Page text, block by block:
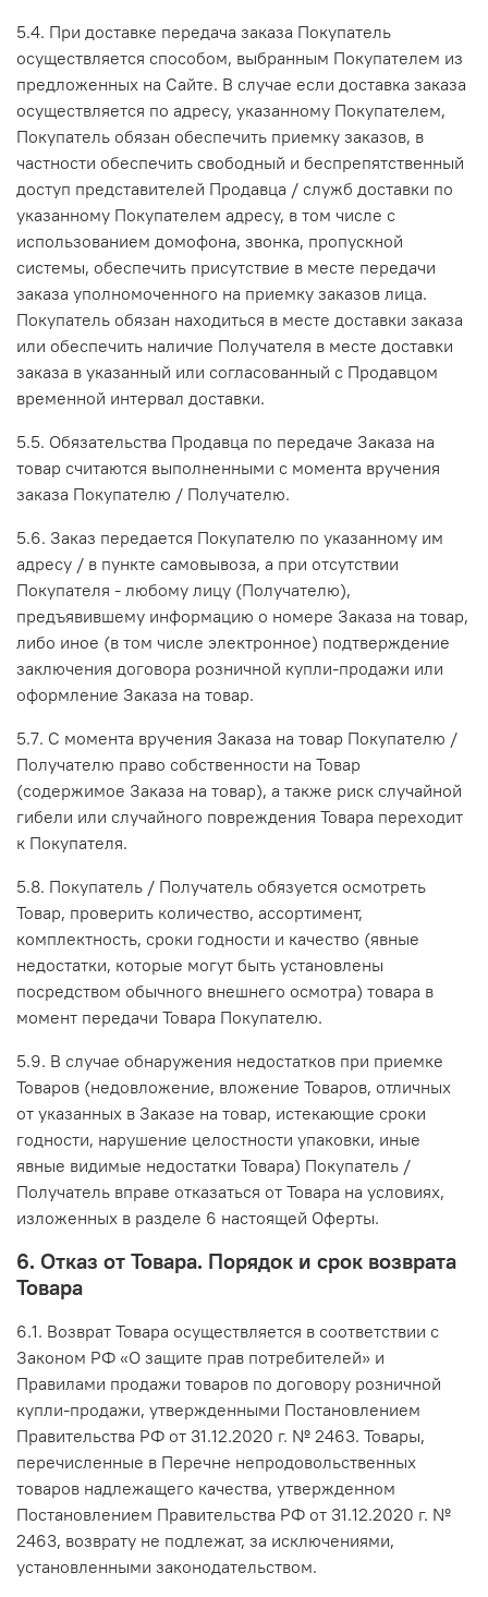
5.4. При доставке передача заказа Покупатель
осуществляется способом, выбранным Покупателем из
предложенных на Сайте. В случае если доставка заказа
осуществляется по адресу, указанному Покупателем,
Покупатель обязан обеспечить приемку заказов, в
частности обеспечить свободный и беспрепятственный
доступ представителей Продавца / служб доставки по
указанному Покупателем адресу, в том числе с
использованием домофона, звонка, пропускной
системы, обеспечить присутствие в месте передачи
заказа уполномоченного на приемку заказов лица.
Покупатель обязан находиться в месте доставки заказа
или обеспечить наличие Получателя в месте доставки
заказа в указанный или согласованный с Продавцом
временной интервал доставки.
5.5. Обязательства Продавца по передаче Заказа на
товар считаются выполненными с момента вручения
заказа Покупателю / Получателю.
5.6. Заказ передается Покупателю по указанному им
адресу / в пункте самовывоза, а при отсутствии
Покупателя - любому лицу (Получателю),
предъявившему информацию о номере Заказа на товар,
либо иное (в том числе электронное) подтверждение
заключения договора розничной купли-продажи или
оформление Заказа на товар.
5.7. С момента вручения Заказа на товар Покупателю /
Получателю право собственности на Товар
(содержимое Заказа на товар), а также риск случайной
гибели или случайного повреждения Товара переходит
к Покупателя.
5.8. Покупатель / Получатель обязуется осмотреть
Товар, проверить количество, ассортимент,
комплектность, сроки годности и качество (явные
недостатки, которые могут быть установлены
посредством обычного внешнего осмотра) товара в
момент передачи Товара Покупателю.
5.9. В случае обнаружения недостатков при приемке
Товаров (недовложение, вложение Товаров, отличных
от указанных в Заказе на товар, истекающие сроки
годности, нарушение целостности упаковки, иные
явные видимые недостатки Товара) Покупатель /
Получатель вправе отказаться от Товара на условиях,
изложенных в разделе 6 настоящей Оферты.
6. Отказ от Товара. Порядок и срок возврата
Товара
6.1. Возврат Товара осуществляется в соответствии с
Законом РФ «О защите прав потребителей» и
Правилами продажи товаров по договору розничной
купли-продажи, утвержденными Постановлением
Правительства РФ от 31.12.2020 г. № 2463. Товары,
перечисленные в Перечне непродовольственных
товаров надлежащего качества, утвержденном
Постановлением Правительства РФ от 31.12.2020 г. №
2463, возврату не подлежат, за исключениями,
установленными законодательством.